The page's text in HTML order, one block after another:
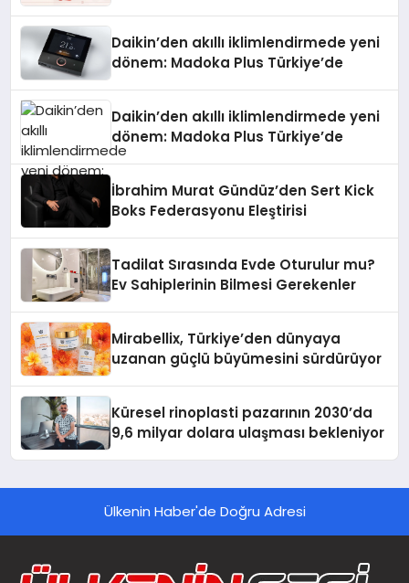
Daikin’den akıllı iklimlendirmede yeni
dönem: Madoka Plus Türkiye’de
Daikin’den akıllı iklimlendirmede yeni
dönem: Madoka Plus Türkiye’de
İbrahim Murat Gündüz’den Sert Kick
Boks Federasyonu Eleştirisi
Tadilat Sırasında Evde Oturulur mu?
Ev Sahiplerinin Bilmesi Gerekenler
Mirabellix, Türkiye’den dünyaya
uzanan güçlü büyümesini sürdürüyor
Küresel rinoplasti pazarının 2030’da
9,6 milyar dolara ulaşması bekleniyor
Ülkenin Haber'de Doğru Adresi